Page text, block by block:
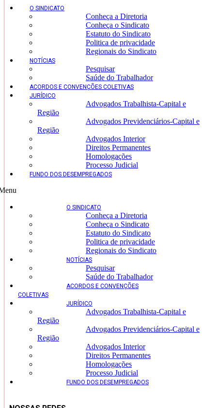
O SINDICATO
Conheça a Diretoria
Conheça o Sindicato
Estatuto do Sindicato
Politica de privacidade
Regionais do Sindicato
NOTÍCIAS
Pesquisar
Saúde do Trabalhador
ACORDOS E CONVENÇÕES COLETIVAS
JURÍDICO
Advogados Trabalhista-Capital e
Região
Advogados Previdenciários-Capital e
Região
Advogados Interior
Direitos Permanentes
Homologações
Processo Judicial
FUNDO DOS DESEMPREGADOS
O SINDICATO
Conheça a Diretoria
Conheça o Sindicato
Estatuto do Sindicato
Politica de privacidade
Regionais do Sindicato
NOTÍCIAS
Pesquisar
Saúde do Trabalhador
ACORDOS E CONVENÇÕES
COLETIVAS
JURÍDICO
Advogados Trabalhista-Capital e
Região
Advogados Previdenciários-Capital e
Região
Advogados Interior
Direitos Permanentes
Homologações
Processo Judicial
FUNDO DOS DESEMPREGADOS